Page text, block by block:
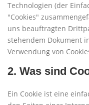
Technologien (der
"Cookies"
uns beauftragten
stehendem Dokument
Verwendung von
2. Was sind
Ein Cookie ist eine